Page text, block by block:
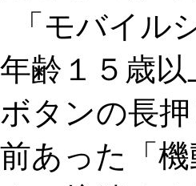
「モバイ
年齢１５歳
ボタンの長
前あった「